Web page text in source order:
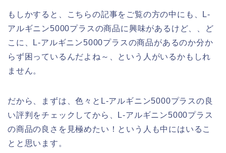
もしかすると、こちらの記事をご覧の方の中にも、L-
アルギニン5000プラスの商品に興味があるけど、、ど
こに、L-アルギニン5000プラスの商品があるのか分か
らず困っているんだよね～、という人がいるかもしれ
ません。
だから、まずは、色々とL-アルギニン5000プラスの良
い評判をチェックしてから、L-アルギニン5000プラス
の商品の良さを見極めたい！という人も中にはいるこ
とと思います。